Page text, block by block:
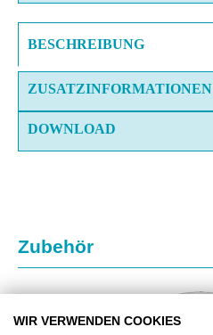
BESCHREIBUNG
ZUSATZINFORMATIONEN
DOWNLOAD
Produktgalerie überspringen
Zubehör
WIR VERWENDEN COOKIES